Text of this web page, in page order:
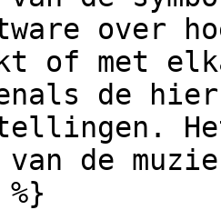
over
of met
de
de